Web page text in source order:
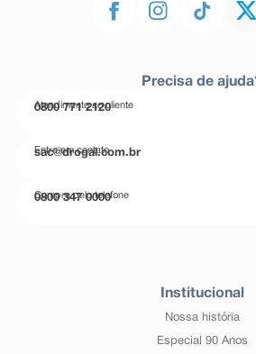
Precisa de
Atendimento ao cliente
0800 771 2120
Entre em contato
sac@drogal.com.br
Compre pelo telefone
0800 347 0000
Institucional
Nossa história
Especial 90 Anos